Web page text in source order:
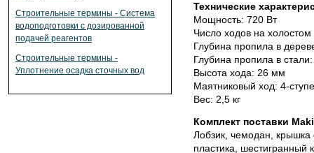
Строительные термины - Система
водоподготовки с дозированной
подачей реагентов
Строительные термины -
Уплотнение осадка сточных вод
Технические
Мощность: 720 Вт
Число ходов на
Глубина пропила в
Глубина пропила в
Высота хода: 26 мм
Маятниковый ход: 4-
Вес: 2,5 кг
Комплект поставки
Лобзик, чемодан, крышка
пластика, шестигранный